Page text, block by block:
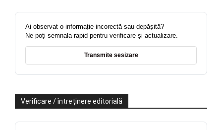
Ai observat o informație incorectă sau depășită?
Ne poți semnala rapid pentru verificare și actualizare.
Transmite sesizare
Verificare / întreținere editorială